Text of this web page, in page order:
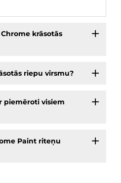
krāsotās
riepu virsmu?
piemēroti visiem
Paint riteņu